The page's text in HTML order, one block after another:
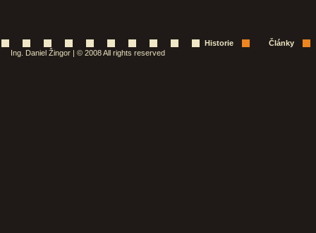
Historie
Články
Ing. Daniel Žingor | © 2008 All rights reserved